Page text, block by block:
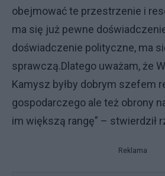
obejmować te przestrzenie i
ma się już pewne
doświadczenie polityczne, ma
sprawczą.Dlatego uważam, że
Kamysz byłby dobrym szefem
gospodarczego ale też obrony
im większą rangę” – stwierdził
Reklama